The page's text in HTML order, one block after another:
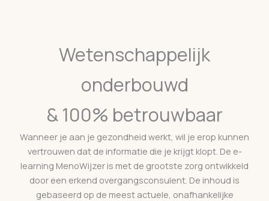
Wetenschappelijk
onderbouwd
& 100% betrouwbaar
Wanneer je aan je gezondheid werkt, wil je erop kunnen
vertrouwen dat de informatie die je krijgt klopt. De e-
learning MenoWijzer is met de grootste zorg ontwikkeld
door een erkend overgangsconsulent. De inhoud is
gebaseerd op de meest actuele, onafhankelijke